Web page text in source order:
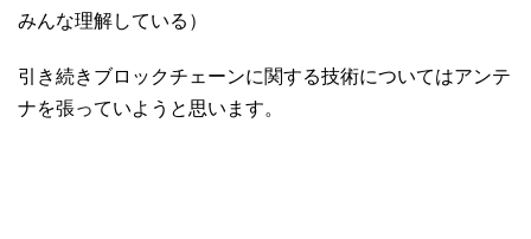
みんな理解している）
引き続きブロックチェーンに関する技術についてはアンテ
ナを張っていようと思います。